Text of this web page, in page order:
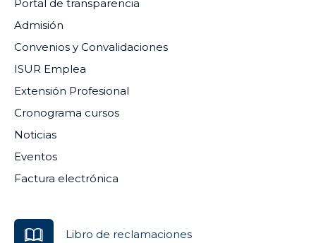
Rafael Andrés Longhi
Portal de transparencia
Admisión
Convenios y Convalidaciones
ISUR Emplea
Extensión Profesional
Cronograma cursos
Noticias
Eventos
Factura electrónica
Libro de reclamaciones